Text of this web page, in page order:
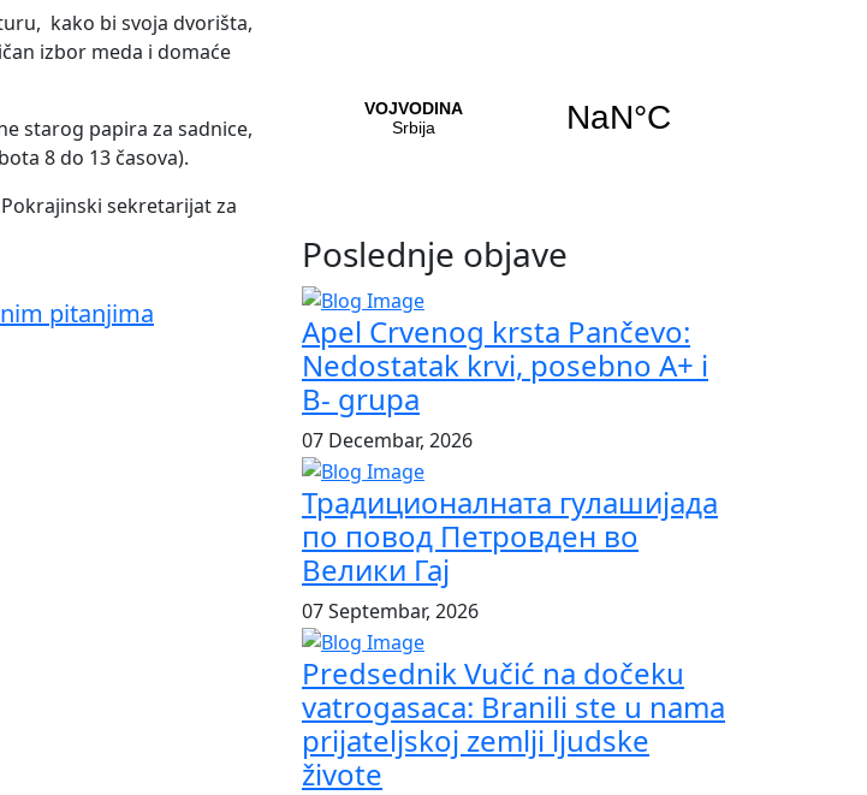
kako bi svoja dvorišta,
izbor meda i domaće
starog papira za sadnice,
8 do 13 časova).
sekretarijat za
pitanjima
Poslednje objave
Apel Crvenog krsta Pančevo:
Nedostatak krvi, posebno A+ i
B- grupa
07 Decembar, 2026
Традиционалната гулашијада
по повод Петровден во
Велики Гај
07 Septembar, 2026
Predsednik Vučić na dočeku
vatrogasaca: Branili ste u nama
prijateljskoj zemlji ljudske
živote